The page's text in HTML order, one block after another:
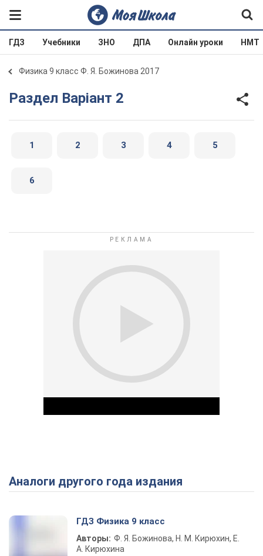
ГДЗ Учебники ЗНО ДПА Онлайн уроки НМТ
Физика 9 класс Ф. Я. Божинова 2017
Раздел Варіант 2
1 2 3 4 5
6
Play Video
Аналоги другого года издания
ГДЗ Физика 9 класс
Авторы: Ф. Я. Божинова, Н. М. Кирюхин, Е.
А. Кирюхина